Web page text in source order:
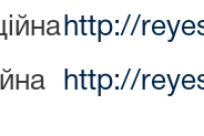
http://
http://